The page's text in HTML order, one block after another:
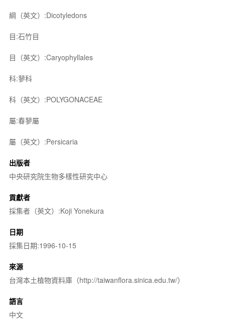
綱（英文）:Dicotyledons
目:石竹目
目（英文）:Caryophyllales
科:蓼科
科（英文）:POLYGONACEAE
屬:春蓼屬
屬（英文）:Persicaria
出版者
中央研究院生物多樣性研究中心
貢獻者
採集者（英文）:Koji Yonekura
日期
採集日期:1996-10-15
來源
台灣本土植物資料庫（http://taiwanflora.sinica.edu.tw/）
語言
中文